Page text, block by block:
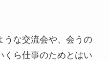
うな交流会や、会うの
くら仕事のためとはい